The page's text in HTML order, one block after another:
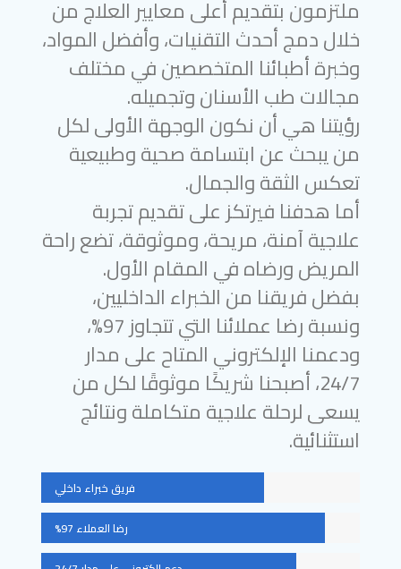
ملتزمون بتقديم أعلى معايير العلاج من
خلال دمج أحدث التقنيات، وأفضل المواد،
وخبرة أطبائنا المتخصصين في مختلف
مجالات طب الأسنان وتجميله.
رؤيتنا هي أن نكون الوجهة الأولى لكل
من يبحث عن ابتسامة صحية وطبيعية
تعكس الثقة والجمال.
أما هدفنا فيرتكز على تقديم تجربة
علاجية آمنة، مريحة، وموثوقة، تضع راحة
المريض ورضاه في المقام الأول.
بفضل فريقنا من الخبراء الداخليين،
ونسبة رضا عملائنا التي تتجاوز 97%،
ودعمنا الإلكتروني المتاح على مدار
24/7، أصبحنا شريكًا موثوقًا لكل من
يسعى لرحلة علاجية متكاملة ونتائج
استثنائية.
فريق خبراء داخلي
رضا العملاء 97%